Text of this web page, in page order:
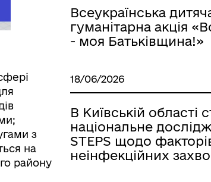
з
на
району
Всеукраїнська
гуманітарна акція
- моя Батьківщина!»
18/06/2026
В Київській області
національне
STEPS щодо
неінфекційних